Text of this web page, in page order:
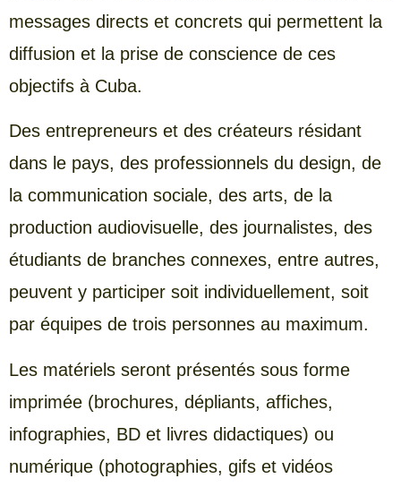
messages directs et concrets qui permettent la
diffusion et la prise de conscience de ces
objectifs à Cuba.
Des entrepreneurs et des créateurs résidant
dans le pays, des professionnels du design, de
la communication sociale, des arts, de la
production audiovisuelle, des journalistes, des
étudiants de branches connexes, entre autres,
peuvent y participer soit individuellement, soit
par équipes de trois personnes au maximum.
Les matériels seront présentés sous forme
imprimée (brochures, dépliants, affiches,
infographies, BD et livres didactiques) ou
numérique (photographies, gifs et vidéos